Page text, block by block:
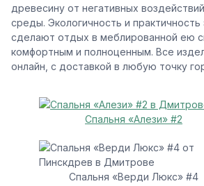
древесину от негативных
среды. Экологичность и
сделают отдых в меблированной ею
комфортным и полноценным. Все
онлайн, с доставкой в любую точку
Спальня «Алези» #2
Спальня «Верди Люкс» #4